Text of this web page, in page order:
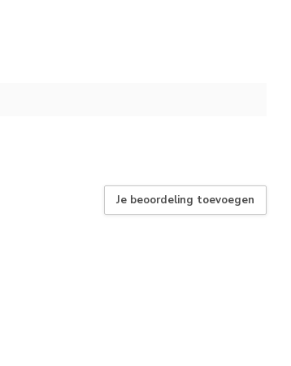
Je beoordeling toevoegen